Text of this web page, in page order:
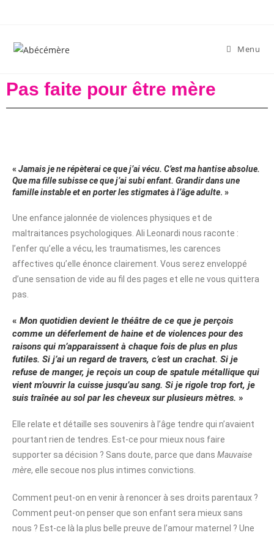
Menu
Pas faite pour être mère
« Jamais je ne répèterai ce que j’ai vécu. C’est ma hantise absolue.
Que ma fille subisse ce que j’ai subi enfant. Grandir dans une
famille instable et en porter les stigmates à l’âge adulte. »
Une enfance jalonnée de violences physiques et de
maltraitances psychologiques. Ali Leonardi nous raconte :
l’enfer qu’elle a vécu, les traumatismes, les carences
affectives qu’elle énonce clairement. Vous serez enveloppé
d’une sensation de vide au fil des pages et elle ne vous quittera
pas.
« Mon quotidien devient le théâtre de ce que je perçois
comme un déferlement de haine et de violences pour des
raisons qui m’apparaissent à chaque fois de plus en plus
futiles. Si j’ai un regard de travers, c’est un crachat. Si je
refuse de manger, je reçois un coup de spatule métallique qui
vient m’ouvrir la cuisse jusqu’au sang. Si je rigole trop fort, je
suis traînée au sol par les cheveux sur plusieurs mètres. »
Elle relate et détaille ses souvenirs à l’âge tendre qui n’avaient
pourtant rien de tendres. Est-ce pour mieux nous faire
supporter sa décision ? Sans doute, parce que dans Mauvaise
mère, elle secoue nos plus intimes convictions.
Comment peut-on en venir à renoncer à ses droits parentaux ?
Comment peut-on penser que son enfant sera mieux sans
nous ? Est-ce là la plus belle preuve de l’amour maternel ? Une